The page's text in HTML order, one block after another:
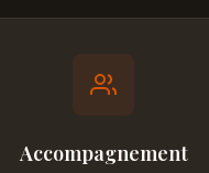
Accompagnement